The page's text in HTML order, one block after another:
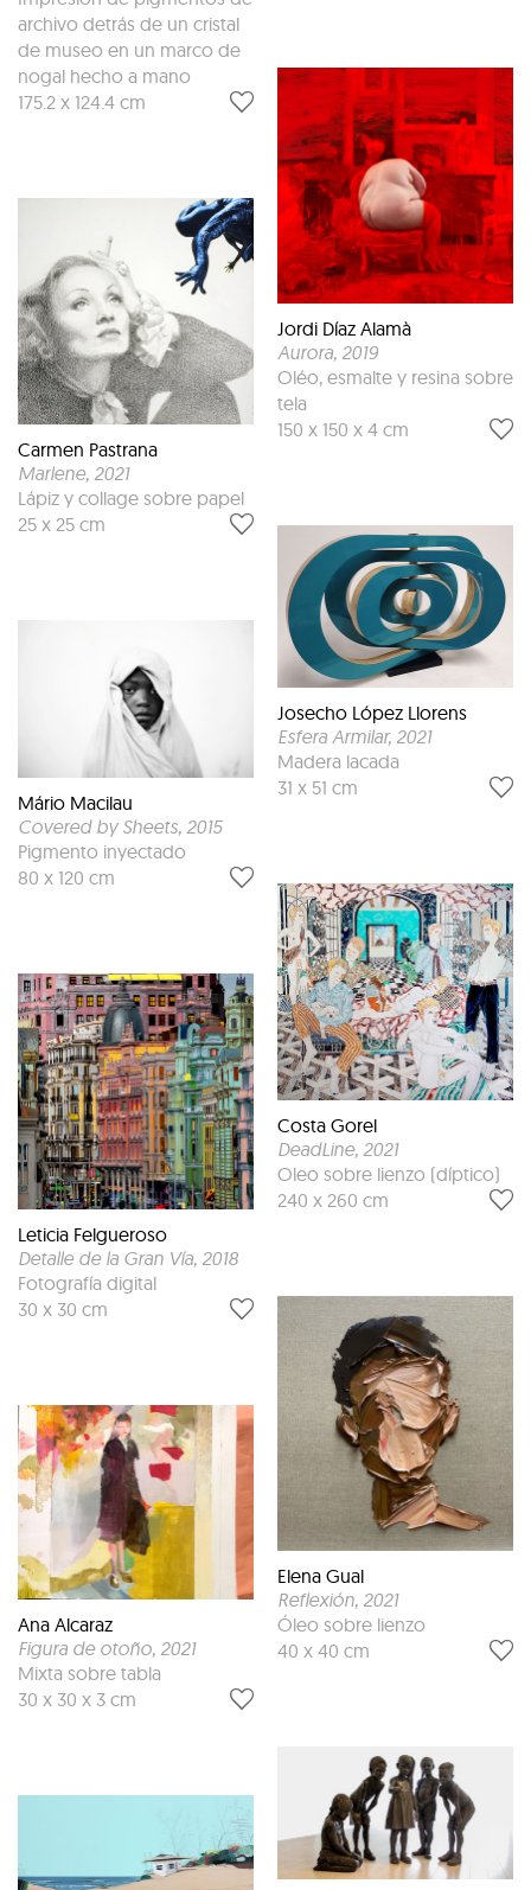
archivo detrás de un cristal
de museo en un marco de
nogal hecho a mano
175.2 x 124.4 cm
Carmen Pastrana
Marlene, 2021
Lápiz y collage sobre papel
25 x 25 cm
Mário Macilau
Covered by Sheets, 2015
Pigmento inyectado
80 x 120 cm
Leticia Felgueroso
Detalle de la Gran Vía, 2018
Fotografía digital
30 x 30 cm
Ana Alcaraz
Figura de otoño, 2021
Mixta sobre tabla
30 x 30 x 3 cm
Jordi Díaz Alamà
Aurora, 2019
Oléo, esmalte y resina sobre
tela
150 x 150 x 4 cm
Josecho López Llorens
Esfera Armilar, 2021
Madera lacada
31 x 51 cm
Costa Gorel
DeadLine, 2021
Oleo sobre lienzo (díptico)
240 x 260 cm
Elena Gual
Reflexión, 2021
Óleo sobre lienzo
40 x 40 cm